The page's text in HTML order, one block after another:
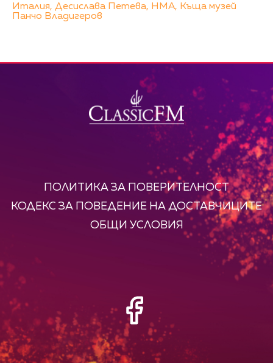
Италия, Десислава Петева, НМА, Къща музей
Панчо Владигеров
ПОЛИТИКА ЗА ПОВЕРИТЕЛНОСТ
КОДЕКС ЗА ПОВЕДЕНИЕ НА ДОСТАВЧИЦИТЕ
ОБЩИ УСЛОВИЯ